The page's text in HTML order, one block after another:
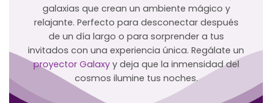
galaxias que crean un ambiente mágico y
relajante. Perfecto para desconectar después
de un día largo o para sorprender a tus
invitados con una experiencia única. Regálate un
proyector Galaxyy deja que la inmensidad del
cosmos ilumine tus noches.